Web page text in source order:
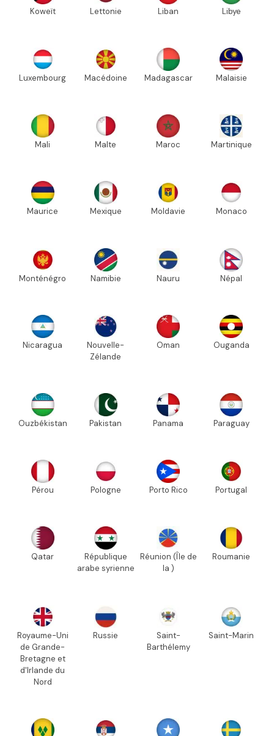
Koweït Lettonie Liban Libye
Luxembourg Macédoine Madagascar Malaisie
Mali Malte Maroc Martinique
Maurice Mexique Moldavie Monaco
Monténégro Namibie Nauru Népal
Nicaragua
Nouvelle-
Zélande
Oman Ouganda
Ouzbékistan Pakistan Panama Paraguay
Pérou Pologne Porto Rico Portugal
Qatar
République
arabe syrienne
Réunion (Île de
la )
Roumanie
Royaume-Uni
de Grande-
Bretagne et
d'Irlande du
Nord
Russie
Saint-
Barthélemy
Saint-Marin